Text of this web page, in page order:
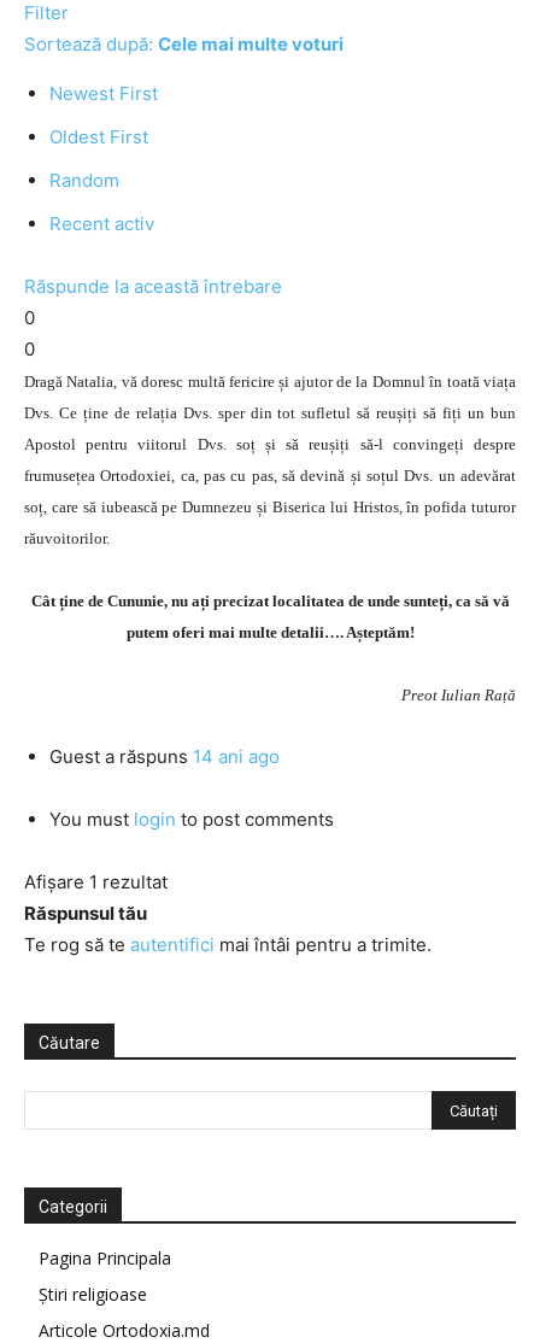
Filter
Sortează după: Cele mai multe voturi
Newest First
Oldest First
Random
Recent activ
Răspunde la această întrebare
0
0
Dragă Natalia, vă doresc multă fericire și ajutor de la Domnul în toată viața
Dvs. Ce ține de relația Dvs. sper din tot sufletul să reușiți să fiți un bun
Apostol pentru viitorul Dvs. soț și să reușiți să-l convingeți despre
frumusețea Ortodoxiei, ca, pas cu pas, să devină și soțul Dvs. un adevărat
soț, care să iubească pe Dumnezeu și Biserica lui Hristos, în pofida tuturor
răuvoitorilor.
Cât ține de Cununie, nu ați precizat localitatea de unde sunteți, ca să vă
putem oferi mai multe detalii…. Așteptăm!
Preot Iulian Rață
Guest a răspuns 14 ani ago
You must login to post comments
Afișare 1 rezultat
Răspunsul tău
Te rog să te autentifici mai întâi pentru a trimite.
Căutare
Categorii
Pagina Principala
Știri religioase
Articole Ortodoxia.md